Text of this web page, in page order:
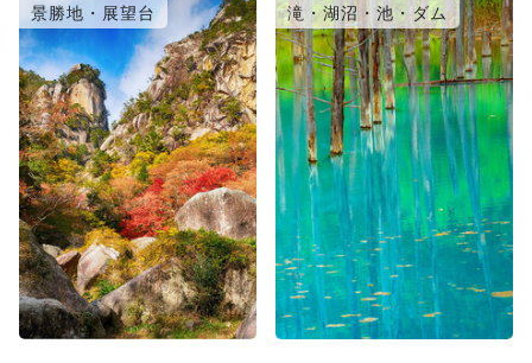
景勝地・展望台 滝・湖沼・池・ダム